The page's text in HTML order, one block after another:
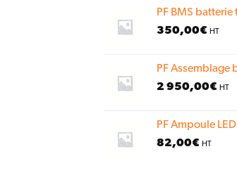
PF BMS batterie
350,00€ HT
PF Assemblage
2 950,00€ HT
PF Ampoule
82,00€ HT